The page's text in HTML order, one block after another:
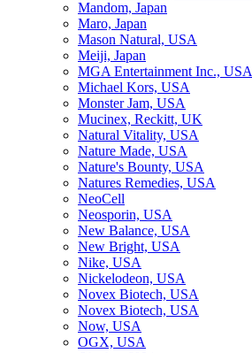
Mandom, Japan
Maro, Japan
Mason Natural, USA
Meiji, Japan
MGA Entertainment Inc., USA
Michael Kors, USA
Monster Jam, USA
Mucinex, Reckitt, UK
Natural Vitality, USA
Nature Made, USA
Nature's Bounty, USA
Natures Remedies, USA
NeoCell
Neosporin, USA
New Balance, USA
New Bright, USA
Nike, USA
Niсkelodeon, USA
Novex Biotech, USA
Novex Biotech, USA
Now, USA
OGX, USA